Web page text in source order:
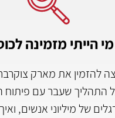
הייתי מזמינה
להזמין את מארק
התהליך שעבר עם פיתוח
של מיליוני אנשים,